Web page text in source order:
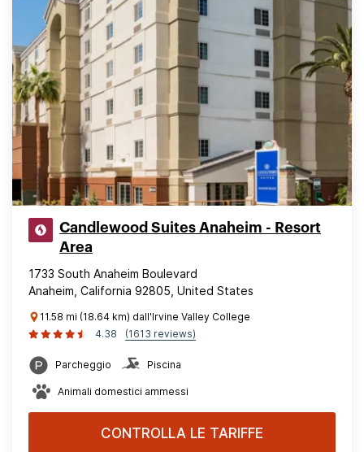
Candlewood Suites Anaheim - Resort
Area
1733 South Anaheim Boulevard
Anaheim, California 92805, United States
11.58 mi (18.64 km) dall'Irvine Valley College
4.38
(1613 reviews)
Parcheggio Piscina
Animali domestici ammessi
CONTROLLA LE TARIFFE